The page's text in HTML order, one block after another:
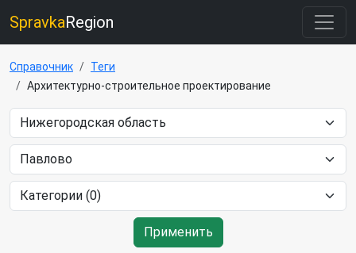
SpravkaRegion
Справочник
Теги
Архитектурно-строительное проектирование
Применить